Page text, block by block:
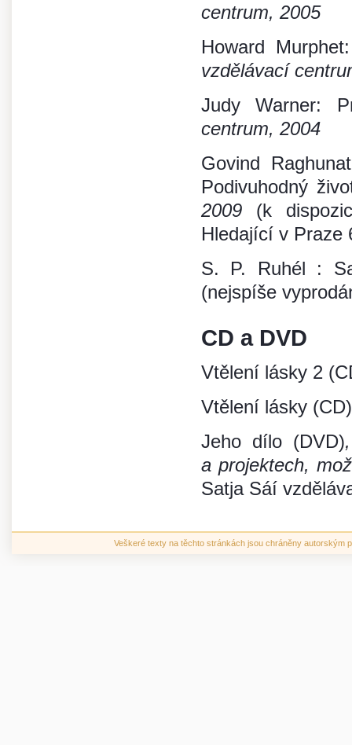
centrum, 2005
Howard
vzdělávací
Judy Warner:
centrum, 2004
Govind
Podivuhodný
2009 (k
Hledající v Praze
S. P. Ruhél :
(nejspíše
CD a DVD
Vtělení lásky 2
Vtělení lásky
Jeho dílo (DVD)
a projektech,
Satja Sáí
Veškeré texty na těchto stránkách jsou chráněny autorským